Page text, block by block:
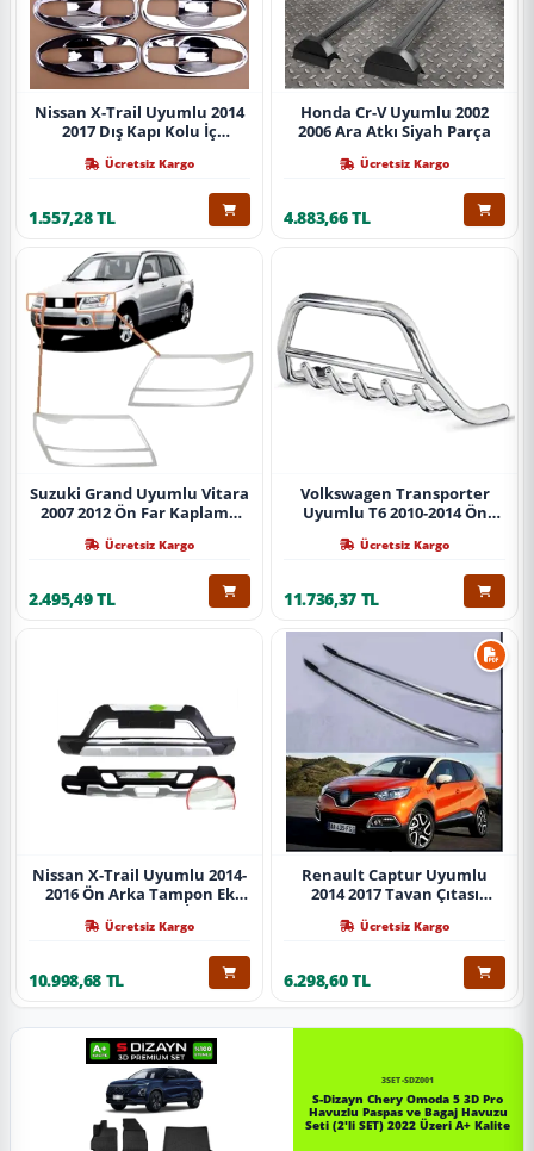
Nissan X-Trail Uyumlu 2014
2017 Dış Kapı Kolu İç
Ücretsiz Kargo
1.557,28 TL
Honda Cr-V Uyumlu 2002
2006 Ara Atkı Siyah Parça
Ücretsiz Kargo
4.883,66 TL
Suzuki Grand Uyumlu Vitara
2007 2012 Ön Far Kaplama
Ücretsiz Kargo
2.495,49 TL
Volkswagen Transporter
Uyumlu T6 2010-2014 Ön
Çelik Krom
Ücretsiz Kargo
11.736,37 TL
Nissan X-Trail Uyumlu 2014-
2016 Ön Arka Tampon Ek
Koruma Difüzör İthal
Ücretsiz Kargo
10.998,68 TL
Renault Captur Uyumlu
2014 2017 Tavan Çıtası
Ücretsiz Kargo
6.298,60 TL
3SET-SDZ001
S-Dizayn Chery Omoda 5 3D Pro
Havuzlu Paspas ve Bagaj Havuzu
Seti (2'li SET) 2022 Üzeri A+ Kalite